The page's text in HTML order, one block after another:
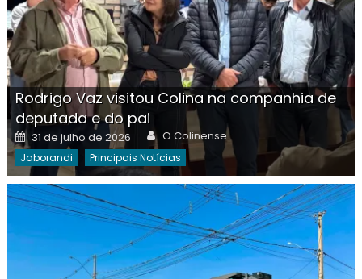
Rodrigo Vaz visitou Colina na companhia de
deputada e do pai
Posted
on
31 de julho de 2026 Author
O Colinense
Jaborandi Principais Notícias